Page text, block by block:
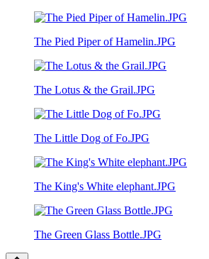
The Pied Piper of Hamelin.JPG
The Lotus & the Grail.JPG
The Little Dog of Fo.JPG
The King's White elephant.JPG
The Green Glass Bottle.JPG